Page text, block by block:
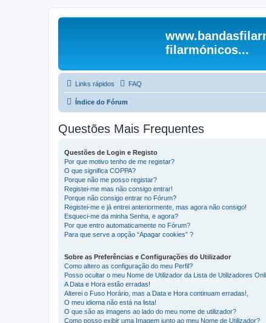
filarmónicos...
Links rápidos FAQ
Índice do Fórum
Questões Mais Frequentes
Questões de Login e Registo
Por que motivo tenho de me registar?
O que significa COPPA?
Porque não me posso registar?
Registei-me mas não consigo entrar!
Porque não consigo entrar no Fórum?
Registei-me e já entrei anteriormente, mas agora não consigo!
Esqueci-me da minha Senha, e agora?
Por que entro automaticamente no Fórum?
Para que serve a opção “Apagar cookies” ?
Sobre as Preferências e Configurações do Utilizador
Como altero as configuração do meu Perfil?
Posso ocultar o meu Nome de Utilizador da Lista de Utilizadores
A Data e Hora estão erradas!
Alterei o Fuso Horário, mas a Data e Hora continuam erradas!,
O meu idioma não está na lista!
O que são as imagens ao lado do meu nome de utilizador?
Como posso exibir uma Imagem junto ao meu Nome de Utilizador?